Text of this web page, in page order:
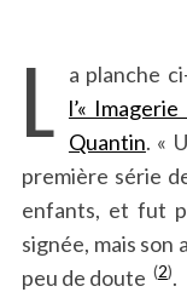
L a planche
l’«
Quantin. «
première série
enfants, et fut
signée, mais
peu de doute (2).